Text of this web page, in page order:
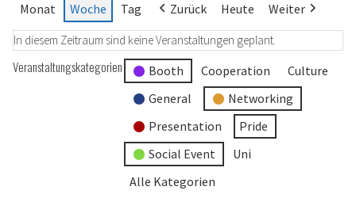
Monat Woche Tag Zurück Heute Weiter
In diesem Zeitraum sind keine Veranstaltungen geplant.
Veranstaltungskategorien Booth Cooperation
Culture
General
Networking
Presentation
Pride
Social Event
Uni
Alle Kategorien